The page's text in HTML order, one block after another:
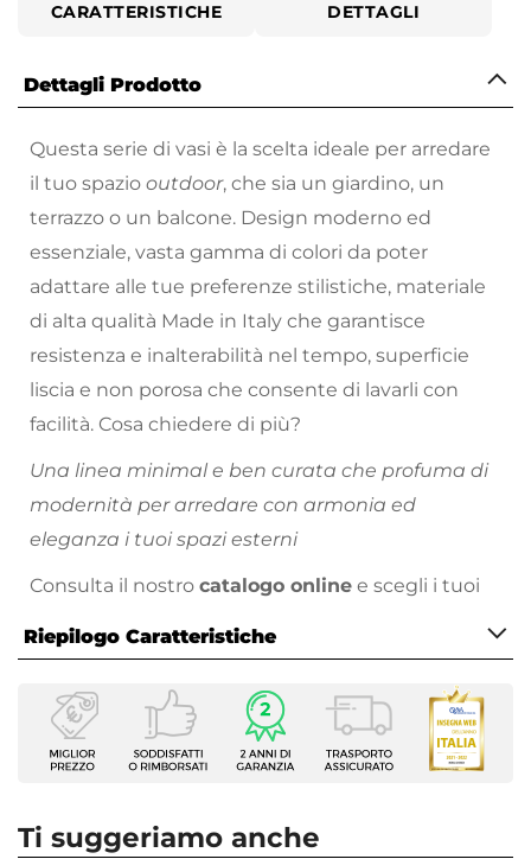
CARATTERISTICHE DETTAGLI
Dettagli Prodotto
Questa serie di vasi è la scelta ideale per arredare
il tuo spazio outdoor, che sia un giardino, un
terrazzo o un balcone. Design moderno ed
essenziale, vasta gamma di colori da poter
adattare alle tue preferenze stilistiche, materiale
di alta qualità Made in Italy che garantisce
resistenza e inalterabilità nel tempo, superficie
liscia e non porosa che consente di lavarli con
facilità. Cosa chiedere di più?
Una linea minimal e ben curata che profuma di
modernità per arredare con armonia ed
eleganza i tuoi spazi esterni
Consulta il nostro catalogo online e scegli i tuoi
Riepilogo Caratteristiche
Caratteristiche
Tipologia
Vaso
Rettangolare
Ti suggeriamo anche